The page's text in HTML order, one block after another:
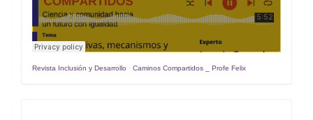
Revista Inclusión y Desarrollo · Caminos Compartidos _ Profe Felix